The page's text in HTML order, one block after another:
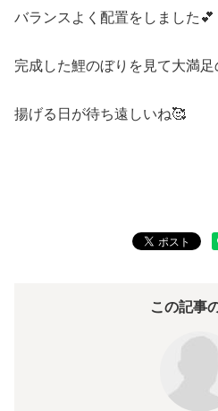
バランスよく配置をしました💕
完成した鯉のぼりを見て大満
揚げる日が待ち遠しいね🥰
この記事